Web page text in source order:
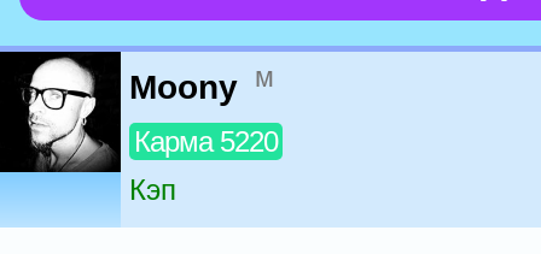
Moony м
Карма 5220
Кэп